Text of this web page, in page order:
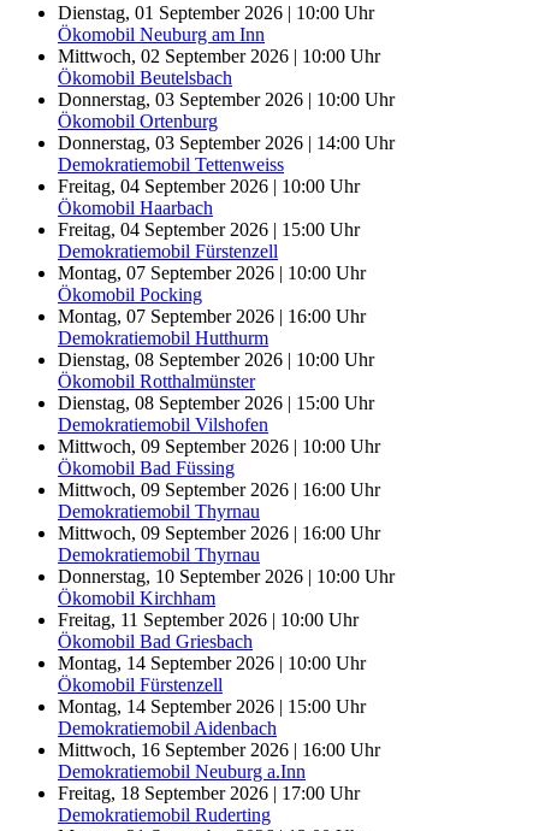
Dienstag, 01 September 2026 | 10:00 Uhr
Ökomobil Neuburg am Inn
Mittwoch, 02 September 2026 | 10:00 Uhr
Ökomobil Beutelsbach
Donnerstag, 03 September 2026 | 10:00 Uhr
Ökomobil Ortenburg
Donnerstag, 03 September 2026 | 14:00 Uhr
Demokratiemobil Tettenweiss
Freitag, 04 September 2026 | 10:00 Uhr
Ökomobil Haarbach
Freitag, 04 September 2026 | 15:00 Uhr
Demokratiemobil Fürstenzell
Montag, 07 September 2026 | 10:00 Uhr
Ökomobil Pocking
Montag, 07 September 2026 | 16:00 Uhr
Demokratiemobil Hutthurm
Dienstag, 08 September 2026 | 10:00 Uhr
Ökomobil Rotthalmünster
Dienstag, 08 September 2026 | 15:00 Uhr
Demokratiemobil Vilshofen
Mittwoch, 09 September 2026 | 10:00 Uhr
Ökomobil Bad Füssing
Mittwoch, 09 September 2026 | 16:00 Uhr
Demokratiemobil Thyrnau
Mittwoch, 09 September 2026 | 16:00 Uhr
Demokratiemobil Thyrnau
Donnerstag, 10 September 2026 | 10:00 Uhr
Ökomobil Kirchham
Freitag, 11 September 2026 | 10:00 Uhr
Ökomobil Bad Griesbach
Montag, 14 September 2026 | 10:00 Uhr
Ökomobil Fürstenzell
Montag, 14 September 2026 | 15:00 Uhr
Demokratiemobil Aidenbach
Mittwoch, 16 September 2026 | 16:00 Uhr
Demokratiemobil Neuburg a.Inn
Freitag, 18 September 2026 | 17:00 Uhr
Demokratiemobil Ruderting